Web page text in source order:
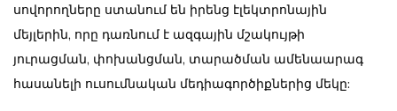
սովորողները ստանում են իրենց էլեկտրոնային
մեյլերին, որը դառնում է ազգային մշակույթի
յուրացման, փոխանցման, տարածման ամենաարագ
հասանելի ուսումնական մեդիագործիքներից մեկը: